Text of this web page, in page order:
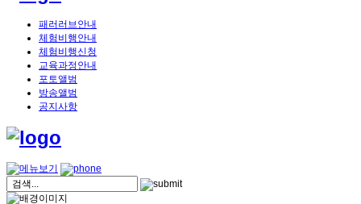
패러러브안내
체험비행안내
체험비행신청
교육과정안내
포토앨범
방송앨범
공지사항